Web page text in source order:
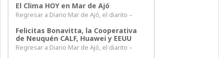
El Clima HOY en Mar de Ajó
Regresar a Diario Mar de Ajó, el diarito –
Felicitas Bonavitta, la Cooperativa
de Neuquén CALF, Huawei y EEUU
Regresar a Diario Mar de Ajó, el diarito –